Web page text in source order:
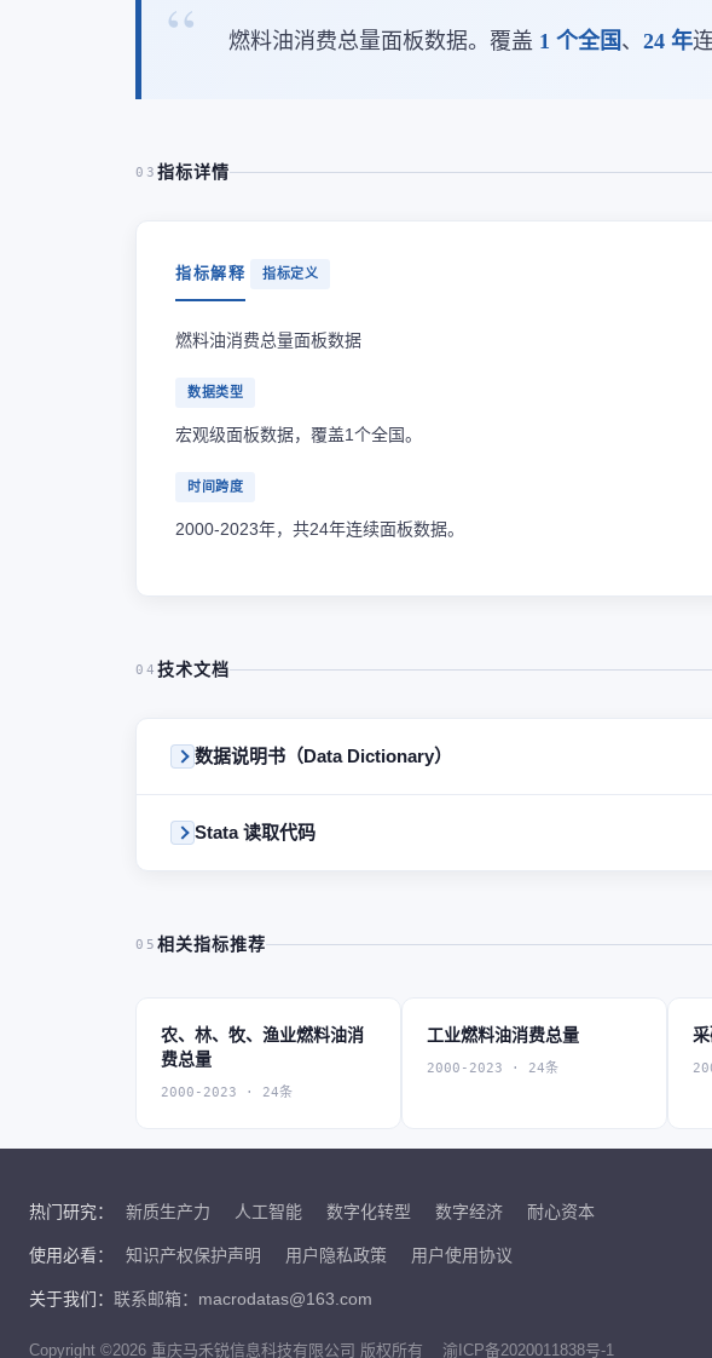
燃料油消费总量面板数据。覆盖 1 个全国 、 24 年
03 指标详情
指标解释 指标定义
燃料油消费总量面板数据
数据类型
宏观级面板数据，覆盖1个全国。
时间跨度
2000-2023年，共24年连续面板数据。
04 技术文档
数据说明书（Data Dictionary）
Stata 读取代码
05 相关指标推荐
农、林、牧、渔业燃料油消
费总量
2000-2023 · 24条
工业燃料油消费总量
2000-2023 · 24条
热门研究： 新质生产力 人工智能 数字化转型 数字经济 耐心资本
使用必看： 知识产权保护声明 用户隐私政策 用户使用协议
关于我们： 联系邮箱：macrodatas@163.com
Copyright ©2026 重庆马禾锐信息科技有限公司 版权所有 渝ICP备2020011838号-1